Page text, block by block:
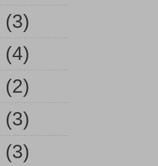
(3)
(4)
(2)
(3)
(3)